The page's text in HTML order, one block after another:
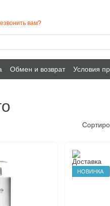
вам?
Обмен и возврат Условия
НОВИНКА